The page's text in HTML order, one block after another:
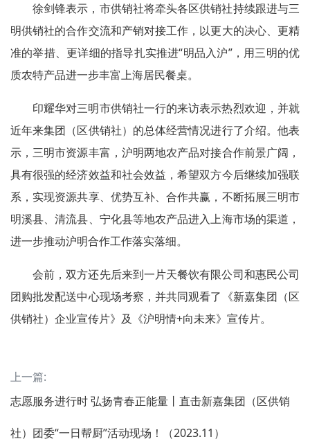
徐剑锋表示，市供销社将牵头各区供销社持续跟进与三
明供销社的合作交流和产销对接工作，以更大的决心、更精
准的举措、更详细的指导扎实推进“明品入沪”，用三明的优
质农特产品进一步丰富上海居民餐桌。
印耀华对三明市供销社一行的来访表示热烈欢迎，并就
近年来集团（区供销社）的总体经营情况进行了介绍。他表
示，三明市资源丰富，沪明两地农产品对接合作前景广阔，
具有很强的经济效益和社会效益，希望双方今后继续加强联
系，实现资源共享、优势互补、合作共赢，不断拓展三明市
明溪县、清流县、宁化县等地农产品进入上海市场的渠道，
进一步推动沪明合作工作落实落细。
会前，双方还先后来到一片天餐饮有限公司和惠民公司
团购批发配送中心现场考察，并共同观看了《新嘉集团（区
供销社）企业宣传片》及《沪明情+向未来》宣传片。
上一篇:
志愿服务进行时 弘扬青春正能量丨直击新嘉集团（区供销
社）团委“一日帮厨”活动现场！（2023.11）